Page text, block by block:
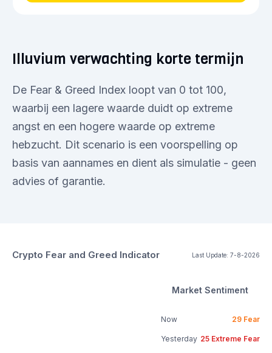
Illuvium verwachting korte termijn
De Fear & Greed Index loopt van 0 tot 100,
waarbij een lagere waarde duidt op extreme
angst en een hogere waarde op extreme
hebzucht. Dit scenario is een voorspelling op
basis van aannames en dient als simulatie - geen
advies of garantie.
Crypto Fear and Greed Indicator Last Update: 7-8-2026
Market Sentiment
Now 29 Fear
Yesterday 25 Extreme Fear